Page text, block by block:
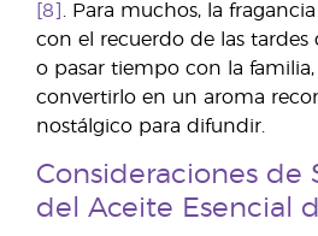
[8] . Para muchos, la
con el recuerdo de las tardes
o pasar tiempo con la
convertirlo en un aroma
nostálgico para difundir.
Consideraciones de
del Aceite Esencial